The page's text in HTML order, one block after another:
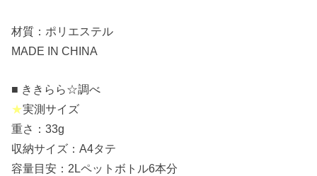
材質：ポリエステル
MADE IN CHINA
■ ききらら☆調べ
★実測サイズ
重さ：33g
収納サイズ：A4タテ
容量目安：2Lペットボトル6本分